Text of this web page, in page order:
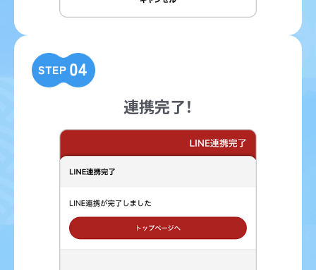
連携完了！